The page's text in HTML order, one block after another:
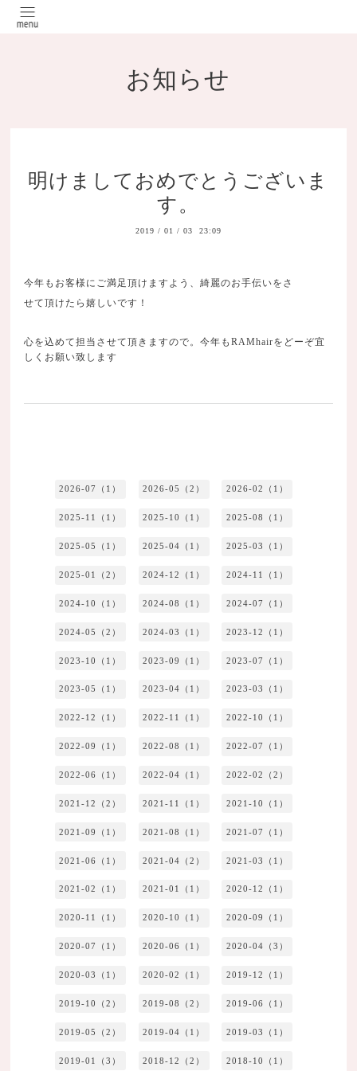
お知らせ
明けましておめでとうございま
す。
2019 / 01 / 03 23:09
今年もお客様にご満足頂けますよう、綺麗のお手伝いをさ
せて頂けたら嬉しいです！
心を込めて担当させて頂きますので。今年もRAMhairをどーぞ宜
しくお願い致します
2026-07（1） 2026-05（2） 2026-02（1）
2025-11（1） 2025-10（1） 2025-08（1）
2025-05（1） 2025-04（1） 2025-03（1）
2025-01（2） 2024-12（1） 2024-11（1）
2024-10（1） 2024-08（1） 2024-07（1）
2024-05（2） 2024-03（1） 2023-12（1）
2023-10（1） 2023-09（1） 2023-07（1）
2023-05（1） 2023-04（1） 2023-03（1）
2022-12（1） 2022-11（1） 2022-10（1）
2022-09（1） 2022-08（1） 2022-07（1）
2022-06（1） 2022-04（1） 2022-02（2）
2021-12（2） 2021-11（1） 2021-10（1）
2021-09（1） 2021-08（1） 2021-07（1）
2021-06（1） 2021-04（2） 2021-03（1）
2021-02（1） 2021-01（1） 2020-12（1）
2020-11（1） 2020-10（1） 2020-09（1）
2020-07（1） 2020-06（1） 2020-04（3）
2020-03（1） 2020-02（1） 2019-12（1）
2019-10（2） 2019-08（2） 2019-06（1）
2019-05（2） 2019-04（1） 2019-03（1）
2019-01（3） 2018-12（2） 2018-10（1）